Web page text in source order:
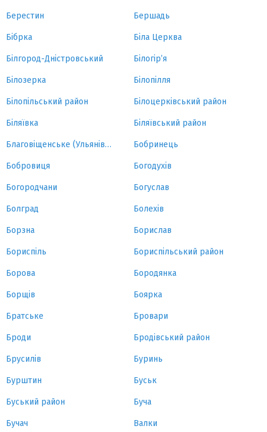
Берестин Бершадь
Бібрка Біла Церква
Білгород-Дністровський Білогір’я
Білозерка Білопілля
Білопільський район Білоцерківський район
Біляївка Біляївський район
Благовіщенське (Ульянівка) Бобринець
Бобровиця Богодухів
Богородчани Богуслав
Болград Болехів
Борзна Борислав
Бориспіль Бориспільський район
Борова Бородянка
Борщів Боярка
Братське Бровари
Броди Бродівський район
Брусилів Буринь
Бурштин Буськ
Буський район Буча
Бучач Валки